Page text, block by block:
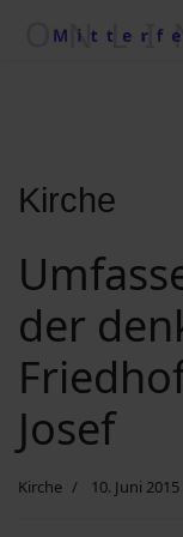
nach
Kirche
der
Josef
Kirche 10. Juni 2015